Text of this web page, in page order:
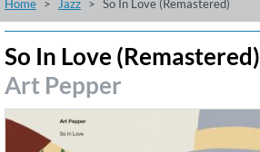
Hörtipps Top Alben Angebote Preorder
Home Jazz So In Love (Remastered)
So In Love (Remastered)
Art Pepper